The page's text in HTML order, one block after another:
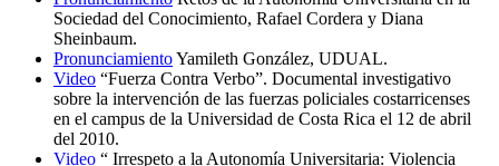
Sociedad del Conocimiento, Rafael Cordera y Diana
Sheinbaum.
PronunciamientoYamileth González, UDUAL.
Video “Fuerza Contra Verbo”. Documental investigativo
sobre la intervención de las fuerzas policiales costarricenses
en el campus de la Universidad de Costa Rica el 12 de abril
del 2010.
Video “ Irrespeto a la Autonomía Universitaria: Violencia